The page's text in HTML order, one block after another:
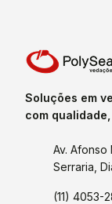
Soluções em
com
Av. Afonso
Serraria,
(11) 4053-